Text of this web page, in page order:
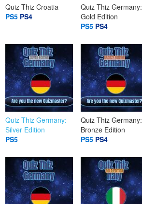
Quiz Thiz Croatia
PS5 PS4
Quiz Thiz Germany:
Gold Edition
PS5 PS4
Quiz Thiz Germany:
Silver Edition
PS5
Quiz Thiz Germany:
Bronze Edition
PS5 PS4